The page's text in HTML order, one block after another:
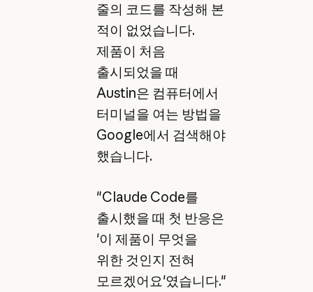
줄의 코드를 작성해 본
적이 없었습니다.
제품이 처음
출시되었을 때
Austin은 컴퓨터에서
터미널을 여는 방법을
Google에서 검색해야
했습니다.
"Claude Code를
출시했을 때 첫 반응은
'이 제품이 무엇을
위한 것인지 전혀
모르겠어요'였습니다."